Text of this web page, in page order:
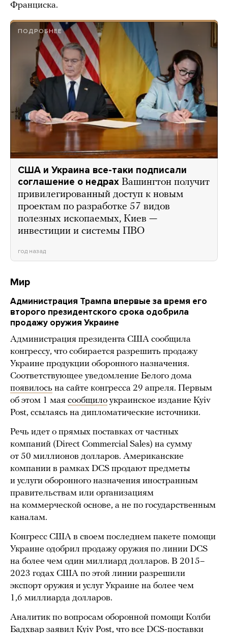
Франциска.
ПОДРОБНЕЕ
США и Украина все-таки подписали
соглашение о недрах Вашингтон получит
привилегированный доступ к новым
проектам по разработке 57 видов
полезных ископаемых, Киев —
инвестиции и системы ПВО
год назад
Мир
Администрация Трампа впервые за время его
второго президентского срока одобрила
продажу оружия Украине
Администрация президента США сообщила
конгрессу, что собирается разрешить продажу
Украине продукции оборонного назначения.
Соответствующее уведомление Белого дома
появилось на сайте конгресса 29 апреля. Первым
об этом 1 мая сообщило украинское издание Kyiv
Post, ссылаясь на дипломатические источники.
Речь идет о прямых поставках от частных
компаний (Direct Commercial Sales) на сумму
от 50 миллионов долларов. Американские
компании в рамках DCS продают предметы
и услуги оборонного назначения иностранным
правительствам или организациям
на коммерческой основе, а не по государственным
каналам.
Конгресс США в своем последнем пакете помощи
Украине одобрил продажу оружия по линии DCS
на более чем один миллиард долларов. В 2015–
2023 годах США по этой линии разрешили
экспорт оружия и услуг Украине на более чем
1,6 миллиарда долларов.
Аналитик по вопросам оборонной помощи Колби
Бадхвар заявил Kyiv Post, что все DCS-поставки